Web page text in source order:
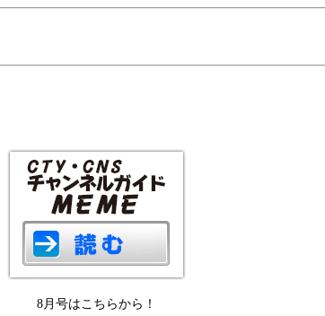
8月号はこちらから！